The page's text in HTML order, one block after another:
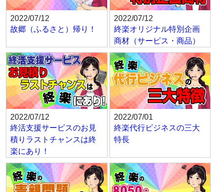
2022/07/12
故郷（ふるさと）帰り！
2022/07/12
終楽オリジナル特別企画
商材（サービス・商品）
2022/07/12
終活支援サービスのお見
積りラストチャンスは終
楽にあり！
2022/07/01
終楽代行ビジネスの三大
特長